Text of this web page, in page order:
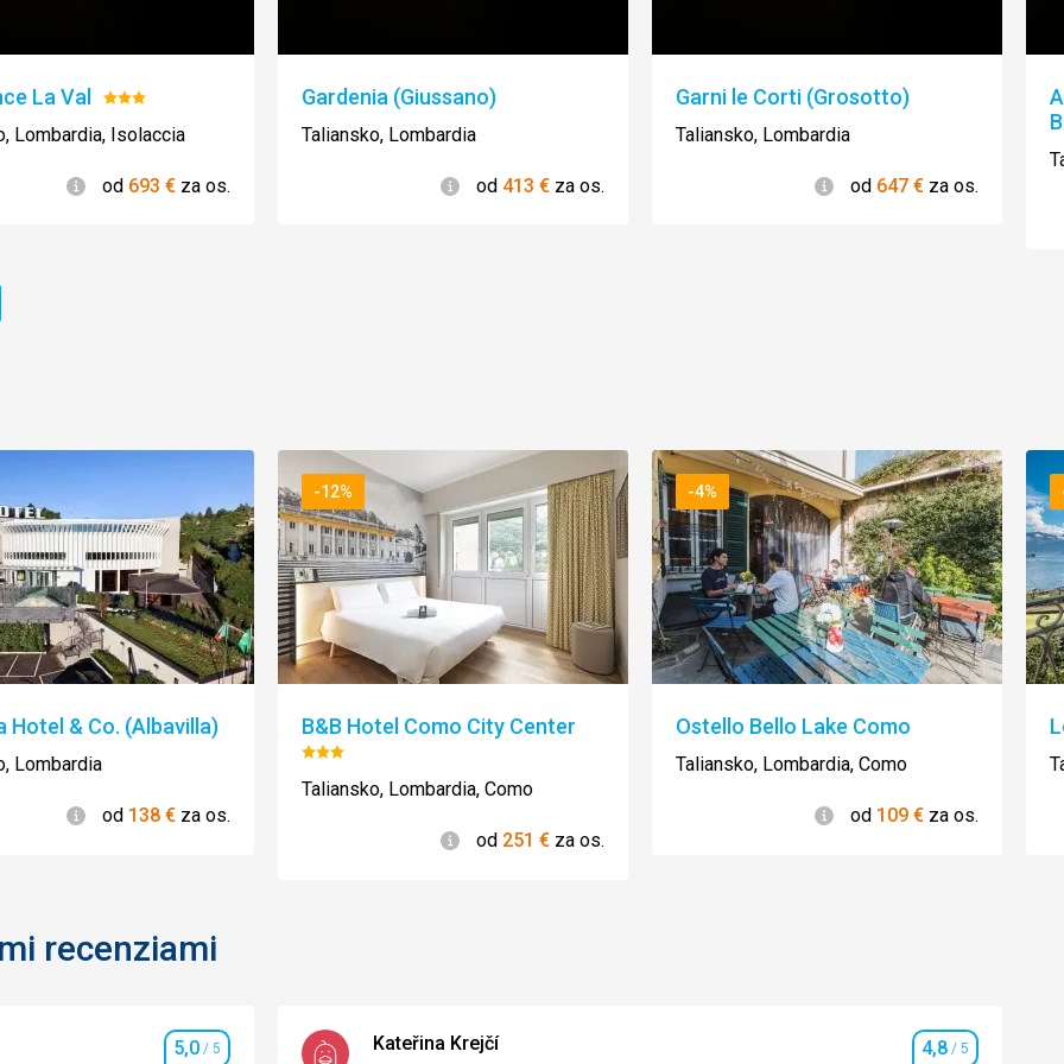
La Val
Hodnotenie:
3/5
Lombardia, Isolaccia
Informácie
od 693 € za os.
Gardenia (Giussano)
Taliansko, Lombardia
Informácie
od 413 € za os.
Garni le Corti (Grosotto)
Taliansko, Lombardia
Informácie
od 647 € za os.
Hotel & Co. (Albavilla)
Lombardia
Informácie
od 138 € za os.
-12%
B&B Hotel Como City Center
Hodnotenie:
3/5
Taliansko, Lombardia, Como
Informácie
od 251 € za os.
-4%
Ostello Bello Lake Como
Taliansko, Lombardia, Como
Informácie
od 109 € za os.
recenziami
Hodnotenie
5,0 / 5 Kateřina Krejčí
Hodnotenie
4,8 / 5